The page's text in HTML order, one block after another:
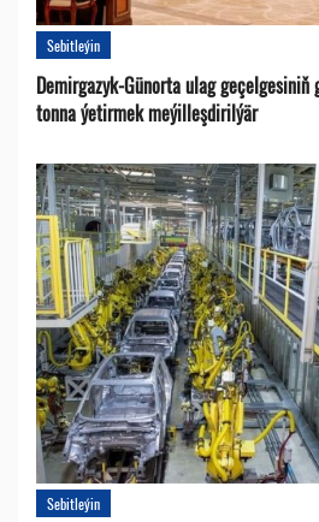
Sebitleýin
Demirgazyk-Günorta ulag
tonna ýetirmek meýilleşdirilýär
Sebitleýin